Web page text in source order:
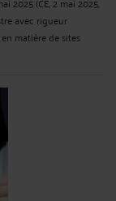
avec rigueur
matière de sites